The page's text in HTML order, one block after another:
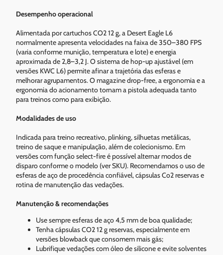
Desempenho operacional
Alimentada por cartuchos CO2 12 g, a Desert Eagle L6
normalmente apresenta velocidades na faixa de 350–380 FPS
(varia conforme munição, temperatura e lote) e energia
aproximada de 2,8–3,2 J. O sistema de hop-up ajustável (em
versões KWC L6) permite afinar a trajetória das esferas e
melhorar agrupamentos. O magazine drop-free, a ergonomia e a
ergonomia do acionamento tornam a pistola adequada tanto
para treinos como para exibição.
Modalidades de uso
Indicada para treino recreativo, plinking, silhuetas metálicas,
treino de saque e manipulação, além de colecionismo. Em
versões com função select-fire é possível alternar modos de
disparo conforme o modelo (ver SKU). Recomendamos o uso de
esferas de aço de procedência confiável, cápsulas Co2 reservas e
rotina de manutenção das vedações.
Manutenção & recomendações
Use sempre esferas de aço 4,5 mm de boa qualidade;
Tenha cápsulas CO2 12 g reservas, especialmente em
versões blowback que consomem mais gás;
Lubrifique vedações com óleo de silicone e evite solventes